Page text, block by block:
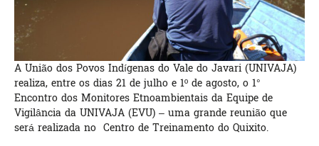
A União dos Povos Indígenas do Vale do Javari (UNIVAJA)
realiza, entre os dias 21 de julho e 1º de agosto, o 1°
Encontro dos Monitores Etnoambientais da Equipe de
Vigilância da UNIVAJA (EVU) – uma grande reunião que
será realizada no Centro de Treinamento do Quixito.